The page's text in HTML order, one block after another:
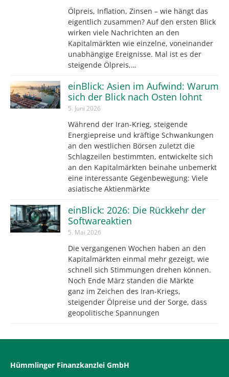
Ölpreis, Inflation, Zinsen – wie hängt das
eigentlich zusammen? Auf den ersten Blick
wirken viele Nachrichten an den
Kapitalmärkten wie einzelne, voneinander
unabhängige Ereignisse. Mal ist es der
steigende Ölpreis,…
einBlick: Asien im Aufwind: Warum
sich der Blick nach Osten lohnt
5. Juni 2026
Während der Iran-Krieg, steigende
Energiepreise und kräftige Schwankungen
an den westlichen Börsen zuletzt die
Schlagzeilen bestimmten, entwickelte sich
an den Kapitalmärkten beinahe unbemerkt
eine interessante Gegenbewegung: Viele
asiatische Aktienmärkte
einBlick: 2026: Die Rückkehr der
Softwareaktien
5. Mai 2026
Die vergangenen Wochen haben an den
Kapitalmärkten einmal mehr gezeigt, wie
schnell sich Stimmungen drehen können.
Noch Ende März standen die Märkte
ganz im Zeichen des Iran-Kriegs,
steigender Ölpreise und der Sorge, dass
geopolitische Spannungen
Hümmlinger Finanzkanzlei GmbH